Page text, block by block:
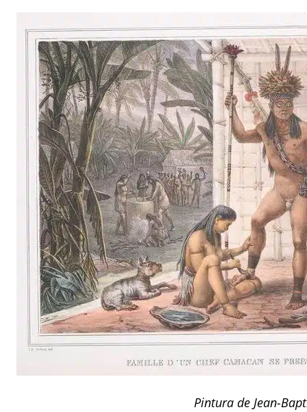
Pintura de Jean-